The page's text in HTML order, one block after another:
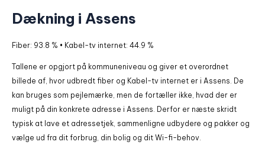
Dækning i Assens
Fiber: 93.8 % • Kabel-tv internet: 44.9 %
Tallene er opgjort på kommuneniveau og giver et overordnet
billede af, hvor udbredt fiber og Kabel-tv internet er i Assens. De
kan bruges som pejlemærke, men de fortæller ikke, hvad der er
muligt på din konkrete adresse i Assens. Derfor er næste skridt
typisk at lave et adressetjek, sammenligne udbydere og pakker og
vælge ud fra dit forbrug, din bolig og dit Wi-fi-behov.